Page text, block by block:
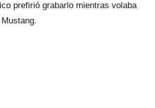
prefirió grabarlo mientras volaba